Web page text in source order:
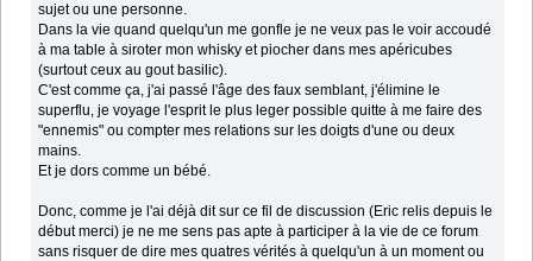
sujet ou une personne.
Dans la vie quand quelqu'un me gonfle je ne veux pas le voir accoudé
à ma table à siroter mon whisky et piocher dans mes apéricubes
(surtout ceux au gout basilic).
C'est comme ça, j'ai passé l'âge des faux semblant, j'élimine le
superflu, je voyage l'esprit le plus leger possible quitte à me faire des
"ennemis" ou compter mes relations sur les doigts d'une ou deux
mains.
Et je dors comme un bébé.
Donc, comme je l'ai déjà dit sur ce fil de discussion (Eric relis depuis le
début merci) je ne me sens pas apte à participer à la vie de ce forum
sans risquer de dire mes quatres vérités à quelqu'un à un moment ou